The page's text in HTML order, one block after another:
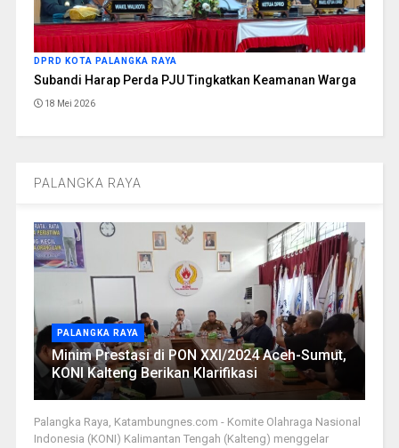
DPRD KOTA PALANGKA RAYA
Subandi Harap Perda PJU Tingkatkan Keamanan Warga
18 Mei 2026
PALANGKA RAYA
PALANGKA RAYA
Minim Prestasi di PON XXI/2024 Aceh-Sumut,
KONI Kalteng Berikan Klarifikasi
Palangka Raya, Katambungnes.com - Komite Olahraga Nasional
Indonesia (KONI) Kalimantan Tengah (Kalteng) menggelar